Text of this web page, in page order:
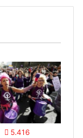
5.416